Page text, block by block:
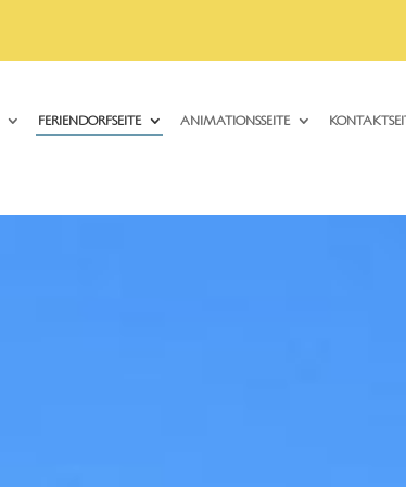
FERIENDORFSEITE ANIMATIONSSEITE